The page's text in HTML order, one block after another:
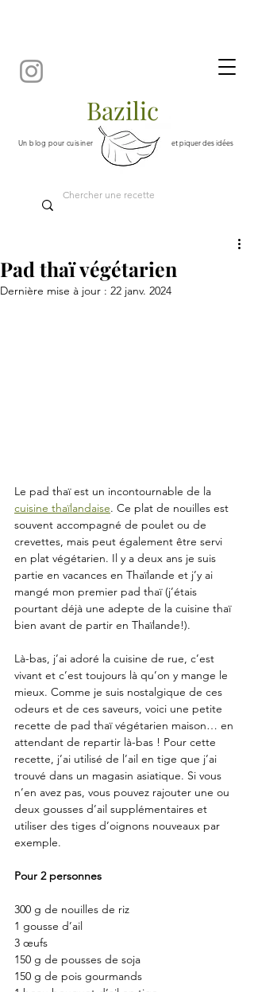
et piquer des idées
Un blog pour cuisiner
Bazilic
Pad thaï végétarien
Dernière mise à jour : 22 janv. 2024
Le pad thaï est un incontournable de la
cuisine thaïlandaise. Ce plat de nouilles est
souvent accompagné de poulet ou de
crevettes, mais peut également être servi
en plat végétarien. Il y a deux ans je suis
partie en vacances en Thaïlande et j’y ai
mangé mon premier pad thaï (j’étais
pourtant déjà une adepte de la cuisine thaï
bien avant de partir en Thaïlande!).
Là-bas, j’ai adoré la cuisine de rue, c’est
vivant et c’est toujours là qu’on y mange le
mieux. Comme je suis nostalgique de ces
odeurs et de ces saveurs, voici une petite
recette de pad thaï végétarien maison… en
attendant de repartir là-bas ! Pour cette
recette, j’ai utilisé de l’ail en tige que j’ai
trouvé dans un magasin asiatique. Si vous
n’en avez pas, vous pouvez rajouter une ou
deux gousses d’ail supplémentaires et
utiliser des tiges d’oignons nouveaux par
exemple.
Pour 2 personnes
300 g de nouilles de riz
1 gousse d’ail
3 œufs
150 g de pousses de soja
150 g de pois gourmands